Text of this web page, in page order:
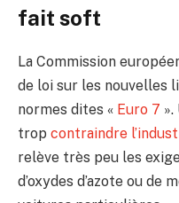
fait soft
La Commission
de loi sur les nouvelles
normes dites « Euro 7
trop contraindre
relève très peu les
d’oxydes d’azote ou de